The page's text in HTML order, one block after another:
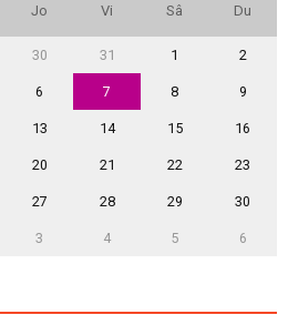
Jo Vi Sâ Du
30 31 1 2
6 7 8 9
13 14 15 16
20 21 22 23
27 28 29 30
3 4 5 6